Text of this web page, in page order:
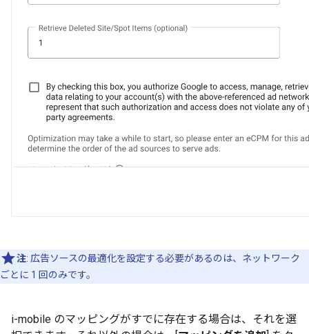
注: 広告ソースの最適化を設定する必要があるのは、ネットワーク
ごとに 1 回のみです。
i-mobile のマッピングがすでに存在する場合は、それを選